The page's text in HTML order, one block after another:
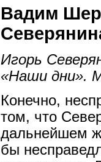
Вадим
Игорь
«Наши дни».
Конечно,
том, что
дальнейшем
бы